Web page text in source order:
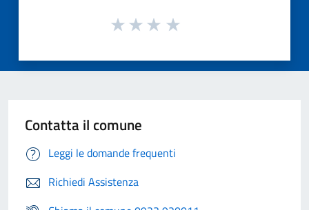
Contatta il comune
Leggi le domande frequenti
Richiedi Assistenza